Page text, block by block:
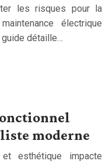
les risques pour la
électrique
détaille…
moderne
esthétique impacte